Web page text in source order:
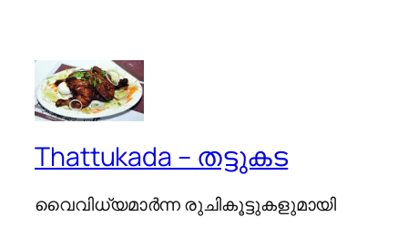
Thattukada – തട്ടുകട
വൈവിധ്യമാര്‍ന്ന രുചികൂട്ടുകളുമായി